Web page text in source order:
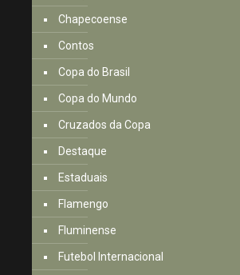
Chapecoense
Contos
Copa do Brasil
Copa do Mundo
Cruzados da Copa
Destaque
Estaduais
Flamengo
Fluminense
Futebol Internacional